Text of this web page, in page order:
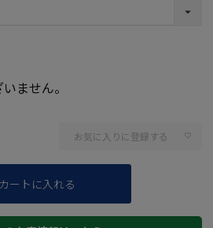
ません。
お気に入りに登録する
カートに入れる